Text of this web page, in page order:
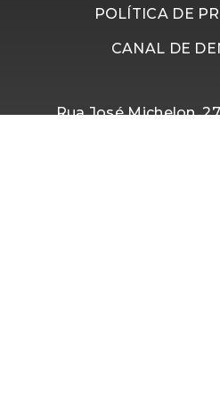
POLÍTICA DE
CANAL DE
Rua José Michelon,